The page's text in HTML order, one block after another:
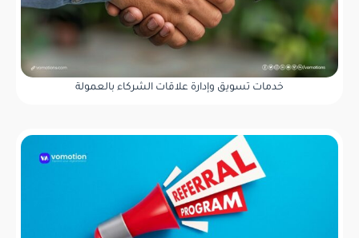
خدمات تسويق وإدارة علاقات الشركاء بالعمولة